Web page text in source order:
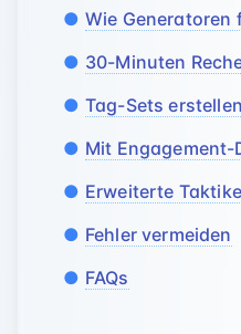
Wie Generatoren
30-Minuten
Tag-Sets
Mit
Erweiterte
Fehler vermeiden
FAQs